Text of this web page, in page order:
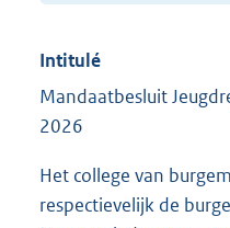
Intitulé
Mandaatbesluit
2026
Het college van
respectievelijk de